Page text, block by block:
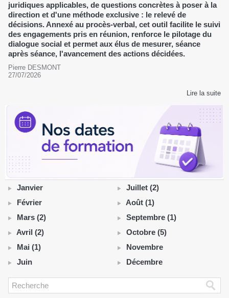
juridiques applicables, de questions concrètes à poser à la
direction et d'une méthode exclusive : le relevé de
décisions. Annexé au procès-verbal, cet outil facilite le suivi
des engagements pris en réunion, renforce le pilotage du
dialogue social et permet aux élus de mesurer, séance
après séance, l'avancement des actions décidées.
Pierre DESMONT
27/07/2026
Lire la suite
Janvier
Février
Mars (2)
Avril (2)
Mai (1)
Juin
Juillet (2)
Août (1)
Septembre (1)
Octobre (5)
Novembre
Décembre